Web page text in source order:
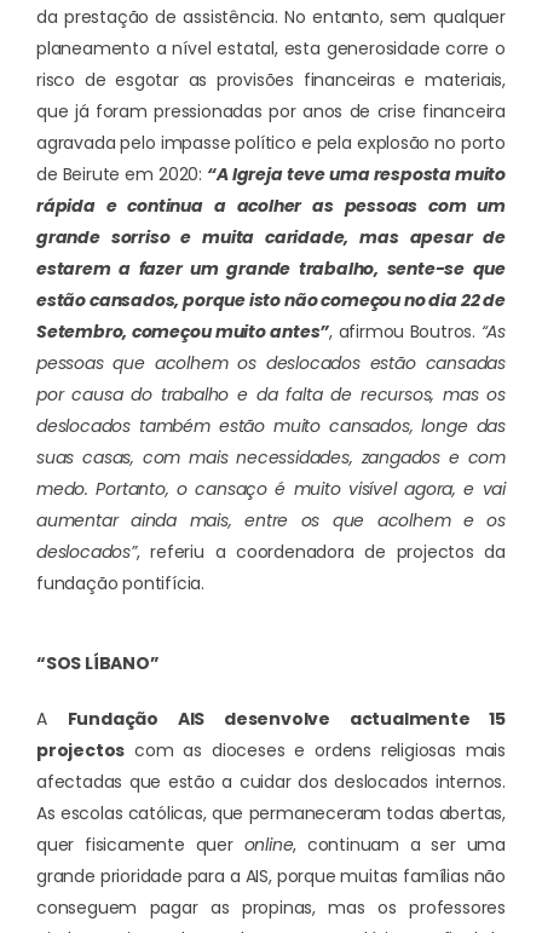
da prestação de assistência. No entanto, sem qualquer
planeamento a nível estatal, esta generosidade corre o
risco de esgotar as provisões financeiras e materiais,
que já foram pressionadas por anos de crise financeira
agravada pelo impasse político e pela explosão no porto
de Beirute em 2020: “A Igreja teve uma resposta muito
rápida e continua a acolher as pessoas com um
grande sorriso e muita caridade, mas apesar de
estarem a fazer um grande trabalho, sente-se que
estão cansados, porque isto não começou no dia 22 de
Setembro, começou muito antes”, afirmou Boutros. “As
pessoas que acolhem os deslocados estão cansadas
por causa do trabalho e da falta de recursos, mas os
deslocados também estão muito cansados, longe das
suas casas, com mais necessidades, zangados e com
medo. Portanto, o cansaço é muito visível agora, e vai
aumentar ainda mais, entre os que acolhem e os
deslocados”, referiu a coordenadora de projectos da
fundação pontifícia.
“SOS LÍBANO”
A Fundação AIS desenvolve actualmente 15
projectos com as dioceses e ordens religiosas mais
afectadas que estão a cuidar dos deslocados internos.
As escolas católicas, que permaneceram todas abertas,
quer fisicamente quer online, continuam a ser uma
grande prioridade para a AIS, porque muitas famílias não
conseguem pagar as propinas, mas os professores